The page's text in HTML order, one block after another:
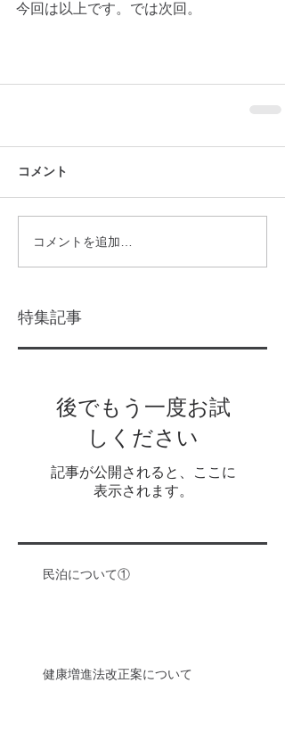
今回は以上です。では次回。
コメント
コメントを追加…
特集記事
後でもう一度お試
しください
記事が公開されると、ここに
表示されます。
民泊について①
健康増進法改正案について